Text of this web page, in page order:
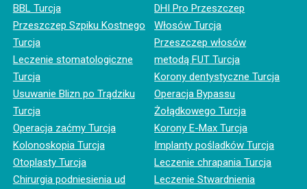
BBL Turcja
Przeszczep Szpiku Kostnego
Turcja
Leczenie stomatologiczne
Turcja
Usuwanie Blizn po Trądziku
Turcja
Operacja zaćmy Turcja
Kolonoskopia Turcja
Otoplasty Turcja
Chirurgia podniesienia ud
DHI Pro Przeszczep
Włosów Turcja
Przeszczep włosów
metodą FUT Turcja
Korony dentystyczne Turcja
Operacja Bypassu
Żołądkowego Turcja
Korony E-Max Turcja
Implanty pośladków Turcja
Leczenie chrapania Turcja
Leczenie Stwardnienia